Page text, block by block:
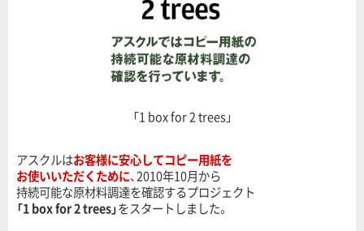
「1 box for 2 trees」
アスクルはお客様に安心してコピー用紙を
お使いいただくために、2010年10月から
持続可能な原材料調達を確認するプロジェクト
「1 box for 2 trees」をスタートしました。